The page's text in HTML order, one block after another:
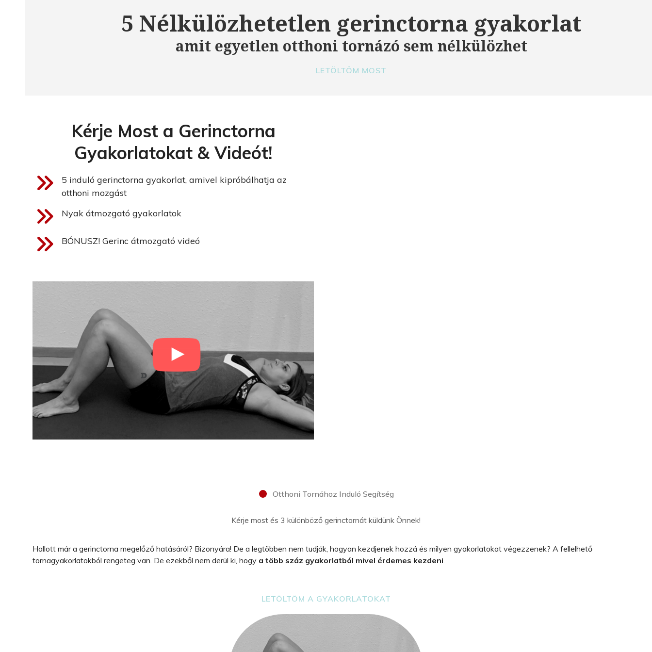
5 Nélkülözhetetlen gerinctorna gyakorlat
amit egyetlen otthoni tornázó sem nélkülözhet
LETÖLTÖM MOST
Kérje Most a Gerinctorna
Gyakorlatokat & Videót!
5 induló gerinctorna gyakorlat, amivel kipróbálhatja az
otthoni mozgást
Nyak átmozgató gyakorlatok
BÓNUSZ! Gerinc átmozgató videó
Otthoni Tornához Induló Segítség
Kérje most és 3 különböző gerinctornát küldünk Önnek!
Hallott már a gerinctorna megelőző hatásáról? Bizonyára! De a legtöbben nem tudják, hogyan kezdjenek hozzá és milyen gyakorlatokat végezzenek? A fellelhető
tornagyakorlatokból rengeteg van. De ezekből nem derül ki, hogy a több száz gyakorlatból mivel érdemes kezdeni.
LETÖLTÖM A GYAKORLATOKAT